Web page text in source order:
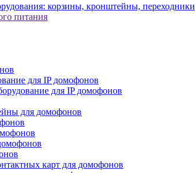
корзины, кронштейны, переходники
питания
для IP домофонов
для IP домофонов
для домофонов
карт для домофонов